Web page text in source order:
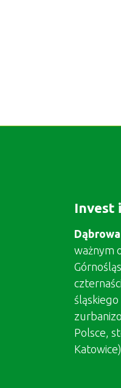
Invest
ważnym
Polsce,